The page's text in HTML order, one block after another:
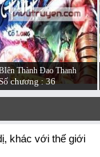
Thành Đao Thanh
chương : 36
khác với thế giới